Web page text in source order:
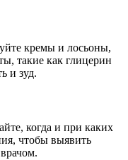
кремы и лосьоны,
такие как глицерин
и зуд.
когда и при каких
чтобы выявить